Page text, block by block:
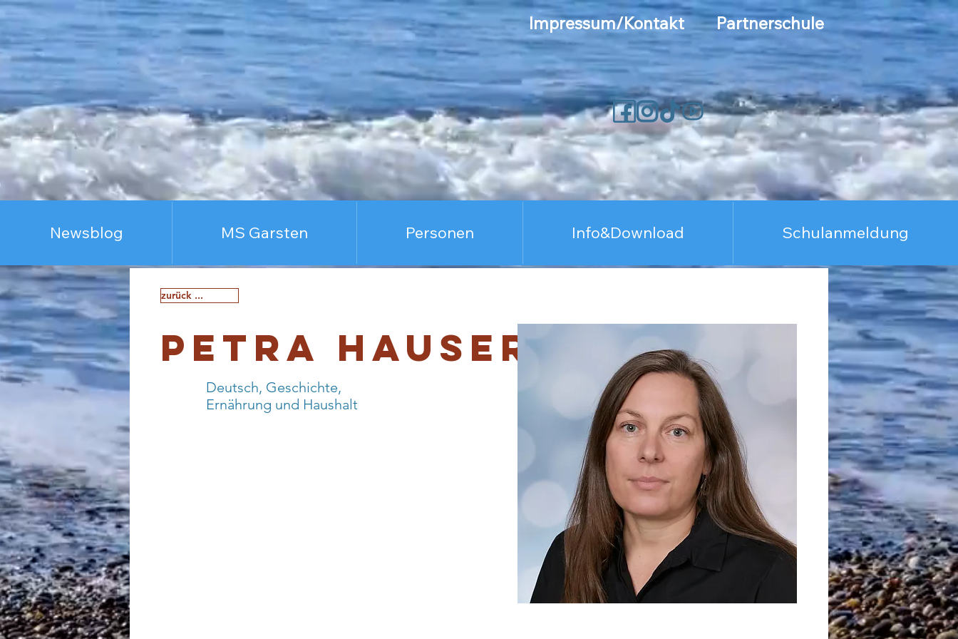
Impressum/Kontakt Partnerschule
Newsblog MS Garsten Personen Info&Download Schulanmeldung
zurück ...
Petra Hauser
Deutsch, Geschichte,
Ernährung und Haushalt